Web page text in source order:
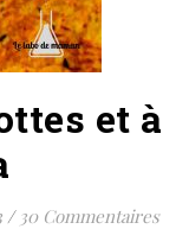
et à
/ 30 Commentaires